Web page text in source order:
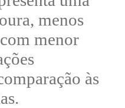
menos
menor
às